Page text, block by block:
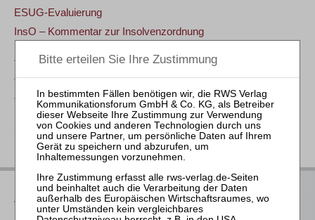
ESUG-Evaluierung
InsO – Kommentar zur Insolvenzordnung
Aktuelle Zeitschriftenbeiträge bei RWS
ZRI 2026, 153: Reinhard Bork zum 70. Geburtstag
ZRI 2024, 966: Der Insolvenzplan als Zäsur für
Haftungsansprüche
zurück
Das bieten Ihnen unsere
Veranstaltungen